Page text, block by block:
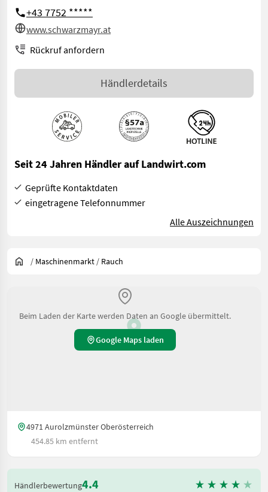
+43 7752 *****
www.schwarzmayr.at
Rückruf anfordern
Händlerdetails
Seit 24 Jahren Händler auf Landwirt.com
Geprüfte Kontaktdaten
eingetragene Telefonnummer
Alle Auszeichnungen
/ Maschinenmarkt / Rauch
Beim Laden der Karte werden Daten an Google übermittelt.
Google Maps laden
4971 Aurolzmünster Oberösterreich
454.85 km entfernt
Händlerbewertung4.4